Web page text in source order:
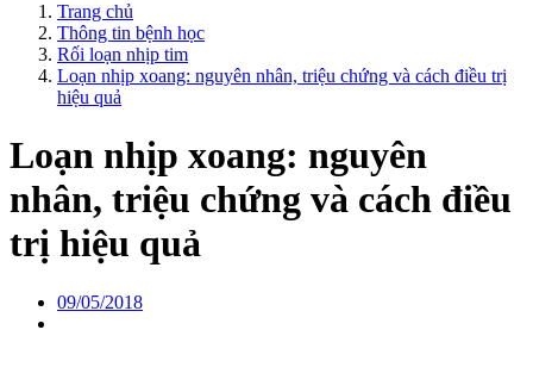
Trang chủ
Thông tin bệnh học
Rối loạn nhịp tim
Loạn nhịp xoang: nguyên nhân, triệu chứng và cách điều trị
hiệu quả
Loạn nhịp xoang: nguyên
nhân, triệu chứng và cách điều
trị hiệu quả
09/05/2018